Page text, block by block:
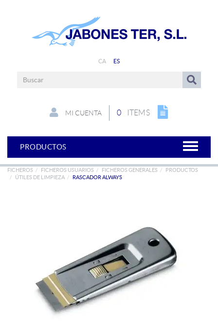
CA ES
0 ITEMS
MI CUENTA
PRODUCTOS
FICHEROS FICHEROS USUARIOS FICHEROS GENERALES
PRODUCTOS
ÚTILES DE LIMPIEZA
RASCADOR ALWAYS